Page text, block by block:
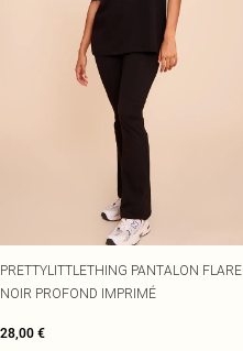
PRETTYLITTLETHING PANTALON FLARE
NOIR PROFOND IMPRIMÉ
28,00 €